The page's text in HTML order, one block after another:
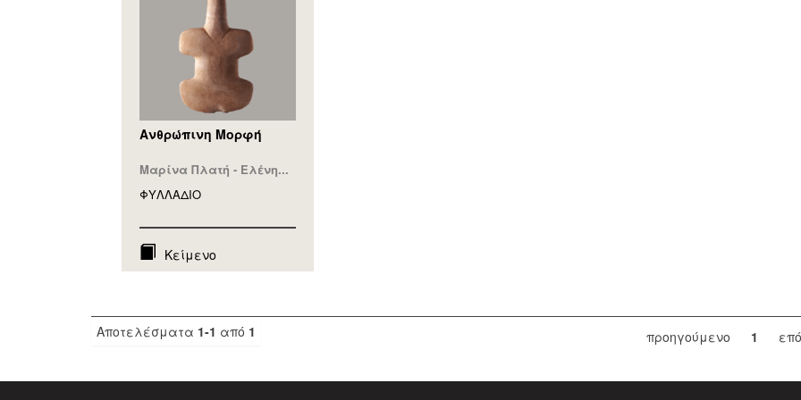
Ανθρώπινη Μορφή
Μαρίνα Πλατή - Ελένη...
ΦΥΛΛAΔΙΟ
Κείμενο
Αποτελέσματα 1-1 από 1 προηγούμενο 1